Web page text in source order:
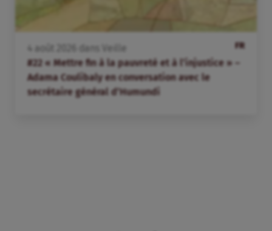
FR
août dans
Veille
#22 « Mettre fin à la pauvreté et à l’injustice » –
Adama Coulibaly en conversation avec le
secrétaire général d’Humundi